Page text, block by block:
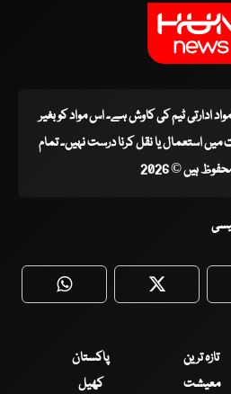
مواد ادارتی ٹیم کی کاوش ہے۔ اس مواد کو بغیر
استعمال یا نقل کرنا درست نہیں۔ تمام
ہیں © 2026
WhatsApp Twitter
تازہ ترین
پاکستان
معیشت کھیل